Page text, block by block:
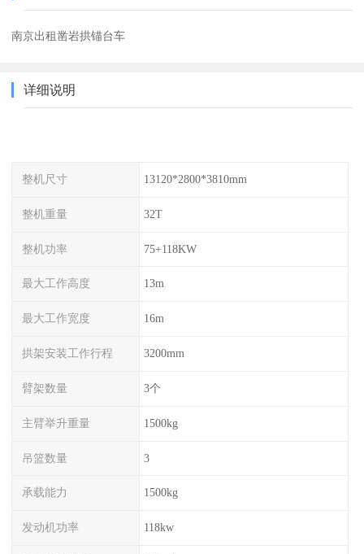
南京出租凿岩拱锚台车
详细说明
整机尺寸 13120*2800*3810mm
整机重量 32T
整机功率 75+118KW
最大工作高度 13m
最大工作宽度 16m
拱架安装工作行程 3200mm
臂架数量 3个
主臂举升重量 1500kg
吊篮数量 3
承载能力 1500kg
发动机功率 118kw